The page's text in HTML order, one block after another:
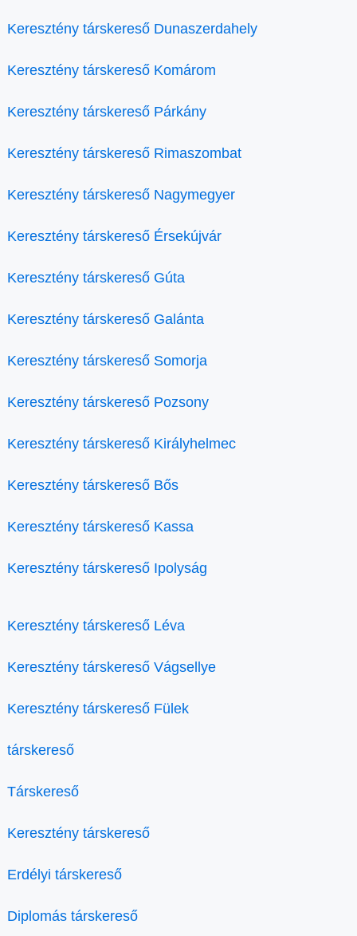
Keresztény társkereső Dunaszerdahely
Keresztény társkereső Komárom
Keresztény társkereső Párkány
Keresztény társkereső Rimaszombat
Keresztény társkereső Nagymegyer
Keresztény társkereső Érsekújvár
Keresztény társkereső Gúta
Keresztény társkereső Galánta
Keresztény társkereső Somorja
Keresztény társkereső Pozsony
Keresztény társkereső Királyhelmec
Keresztény társkereső Bős
Keresztény társkereső Kassa
Keresztény társkereső Ipolyság
Keresztény társkereső Léva
Keresztény társkereső Vágsellye
Keresztény társkereső Fülek
társkereső
Társkereső
Keresztény társkereső
Erdélyi társkereső
Diplomás társkereső